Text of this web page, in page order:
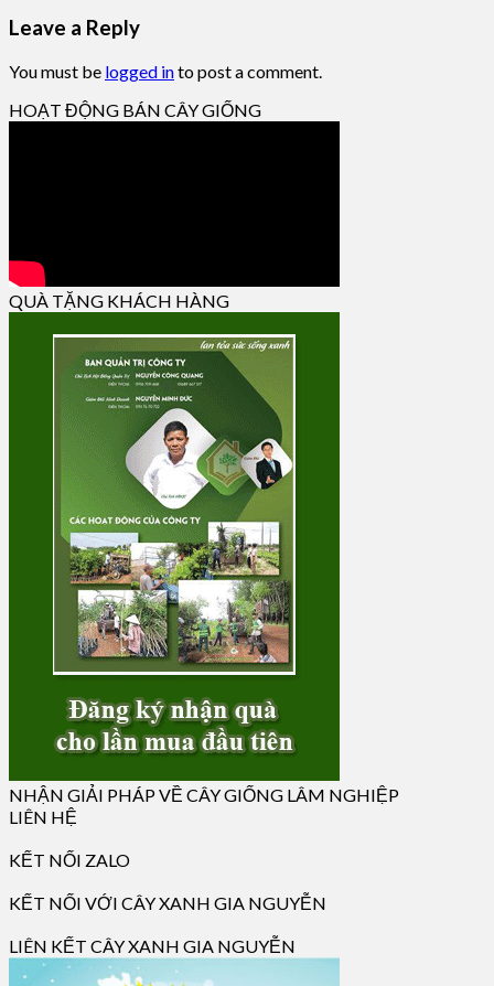
Leave a Reply
You must be logged into post a comment.
HOẠT ĐỘNG BÁN CÂY GIỐNG
QUÀ TẶNG KHÁCH HÀNG
NHẬN GIẢI PHÁP VỀ CÂY GIỐNG LÂM NGHIỆP
LIÊN HỆ
KẾT NỐI ZALO
KẾT NỐI VỚI CÂY XANH GIA NGUYỄN
LIÊN KẾT CÂY XANH GIA NGUYỄN